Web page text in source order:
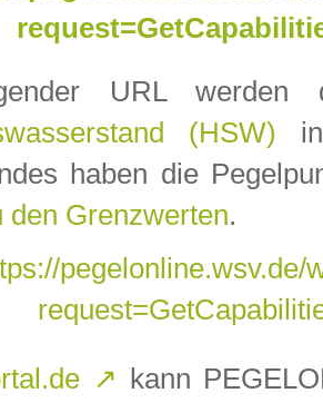
URL
(HSW)
haben die
den Grenzwerten.
↗ kann